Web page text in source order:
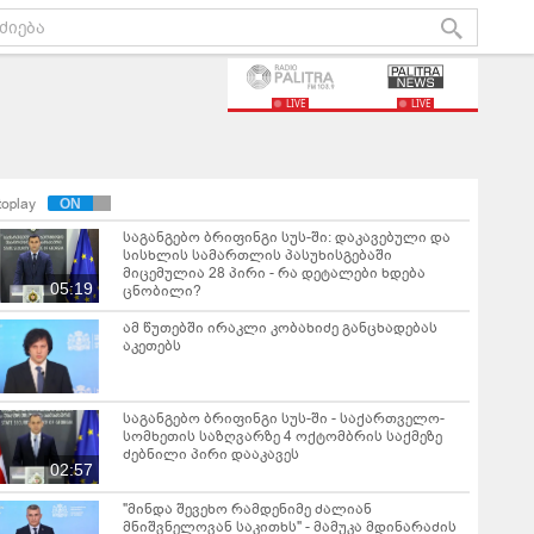
LIVE LIVE
05:19
საგანგებო ბრიფინგი სუს-ში: დაკავებული და
სისხლის სამართლის პასუხისგებაში
მიცემულია 28 პირი - რა დეტალები ხდება
ცნობილი?
ამ წუთებში ირაკლი კობახიძე განცხადებას
აკეთებს
02:57
საგანგებო ბრიფინგი სუს-ში - საქართველო-
სომხეთის საზღვარზე 4 ოქტომბრის საქმეზე
ძებნილი პირი დააკავეს
"მინდა შევეხო რამდენიმე ძალიან
მნიშვნელოვან საკითხს" - მამუკა მდინარაძის